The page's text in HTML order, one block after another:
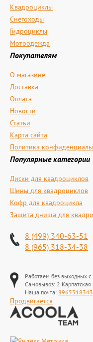
Квадроциклы
Снегоходы
Гидроциклы
Мотоодежда
Покупателям
О магазине
Доставка
Оплата
Новости
Статьи
Карта сайта
Политика
Популярные категории
Диски для квадроциклов
Шины для квадроциклов
Кофр для квадроцикла
Защита днища для
8 (499) 340-63-51
8 (965) 318-34-38
Работаем без выходных
Самовывоз: 2 Карпатская
Наша почта:
Продвигается